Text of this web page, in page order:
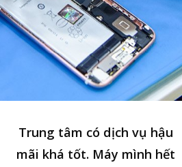
Trung tâm có dịch vụ hậu
mãi khá tốt. Máy mình hết